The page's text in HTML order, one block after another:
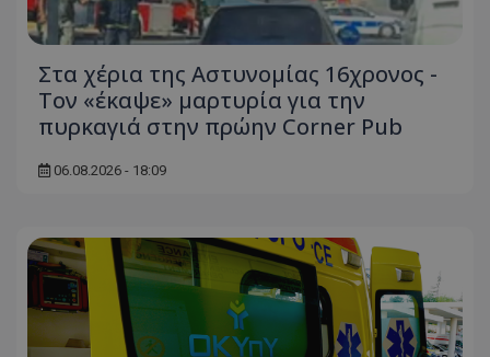
Στα χέρια της Αστυνομίας 16χρονος -
Τον «έκαψε» μαρτυρία για την
πυρκαγιά στην πρώην Corner Pub
06.08.2026 - 18:09